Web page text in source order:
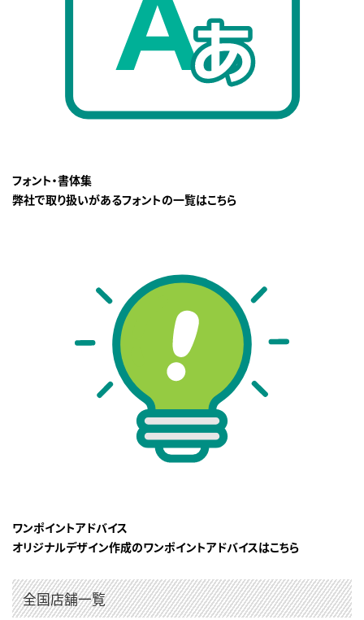
フォント・書体集
弊社で取り扱いがあるフォントの一覧はこちら
ワンポイントアドバイス
オリジナルデザイン作成のワンポイントアドバイスはこちら
全国店舗一覧